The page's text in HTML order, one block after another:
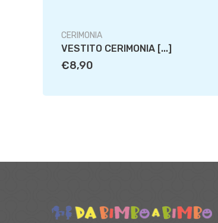
CERIMONIA
VESTITO CERIMONIA [...]
€8,90